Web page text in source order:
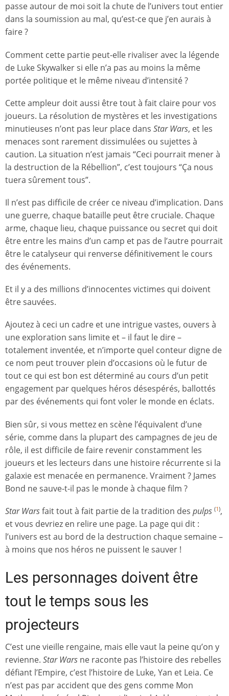
passe autour de moi soit la chute de l’univers tout entier
dans la soumission au mal, qu’est-ce que j’en aurais à
faire ?
Comment cette partie peut-elle rivaliser avec la légende
de Luke Skywalker si elle n’a pas au moins la même
portée politique et le même niveau d’intensité ?
Cette ampleur doit aussi être tout à fait claire pour vos
joueurs. La résolution de mystères et les investigations
minutieuses n’ont pas leur place dans Star Wars, et les
menaces sont rarement dissimulées ou sujettes à
caution. La situation n’est jamais “Ceci pourrait mener à
la destruction de la Rébellion”, c’est toujours “Ça nous
tuera sûrement tous”.
Il n’est pas difficile de créer ce niveau d’implication. Dans
une guerre, chaque bataille peut être cruciale. Chaque
arme, chaque lieu, chaque puissance ou secret qui doit
être entre les mains d’un camp et pas de l’autre pourrait
être le catalyseur qui renverse définitivement le cours
des événements.
Et il y a des millions d’innocentes victimes qui doivent
être sauvées.
Ajoutez à ceci un cadre et une intrigue vastes, ouvers à
une exploration sans limite et – il faut le dire –
totalement inventée, et n’importe quel conteur digne de
ce nom peut trouver plein d’occasions où le futur de
tout ce qui est bon est déterminé au cours d’un petit
engagement par quelques héros désespérés, ballottés
par des événements qui font voler le monde en éclats.
Bien sûr, si vous mettez en scène l’équivalent d’une
série, comme dans la plupart des campagnes de jeu de
rôle, il est difficile de faire revenir constamment les
joueurs et les lecteurs dans une histoire récurrente si la
galaxie est menacée en permanence. Vraiment ? James
Bond ne sauve-t-il pas le monde à chaque film ?
Star Warsfait tout à fait partie de la tradition des pulps (1),
et vous devriez en relire une page. La page qui dit :
l’univers est au bord de la destruction chaque semaine –
à moins que nos héros ne puissent le sauver !
Les personnages doivent être
tout le temps sous les
projecteurs
C’est une vieille rengaine, mais elle vaut la peine qu’on y
revienne. Star Wars ne raconte pas l’histoire des rebelles
défiant l’Empire, c’est l’histoire de Luke, Yan et Leia. Ce
n’est pas par accident que des gens comme Mon